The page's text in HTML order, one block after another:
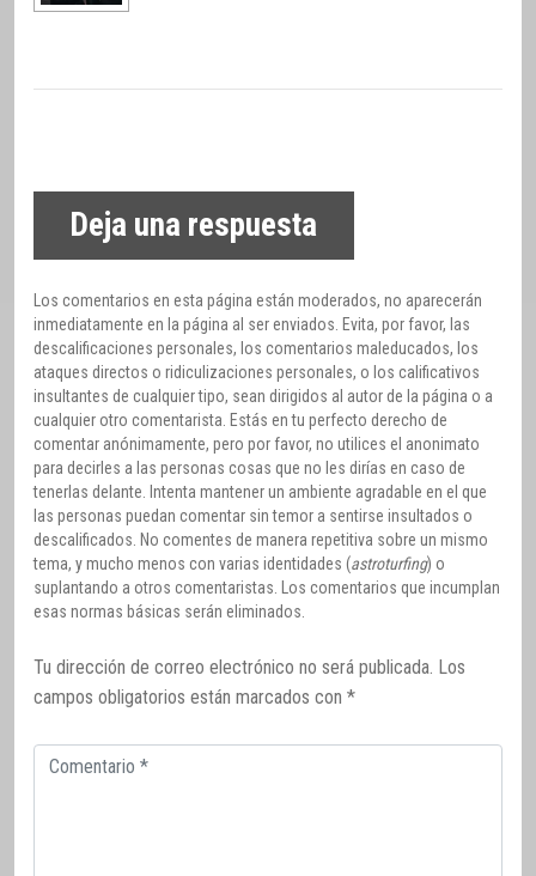
Deja una respuesta
Los comentarios en esta página están moderados, no aparecerán
inmediatamente en la página al ser enviados. Evita, por favor, las
descalificaciones personales, los comentarios maleducados, los
ataques directos o ridiculizaciones personales, o los calificativos
insultantes de cualquier tipo, sean dirigidos al autor de la página o a
cualquier otro comentarista. Estás en tu perfecto derecho de
comentar anónimamente, pero por favor, no utilices el anonimato
para decirles a las personas cosas que no les dirías en caso de
tenerlas delante. Intenta mantener un ambiente agradable en el que
las personas puedan comentar sin temor a sentirse insultados o
descalificados. No comentes de manera repetitiva sobre un mismo
tema, y mucho menos con varias identidades (astroturfing) o
suplantando a otros comentaristas. Los comentarios que incumplan
esas normas básicas serán eliminados.
Tu dirección de correo electrónico no será publicada. Los
campos obligatorios están marcados con *
Comentario